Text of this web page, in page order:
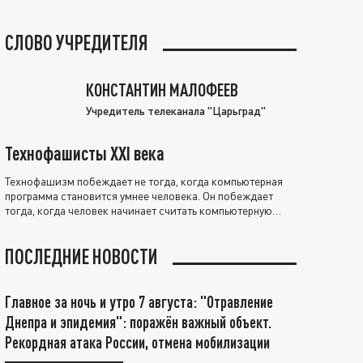
СЛОВО УЧРЕДИТЕЛЯ
КОНСТАНТИН МАЛОФЕЕВ
Учредитель телеканала "Царьград"
Технофашисты XXI века
Технофашизм побеждает не тогда, когда компьютерная
программа становится умнее человека. Он побеждает
тогда, когда человек начинает считать компьютерную
ПОСЛЕДНИЕ НОВОСТИ
Главное за ночь и утро 7 августа: "Отравление
Днепра и эпидемия": поражён важный объект.
Рекордная атака России, отмена мобилизации